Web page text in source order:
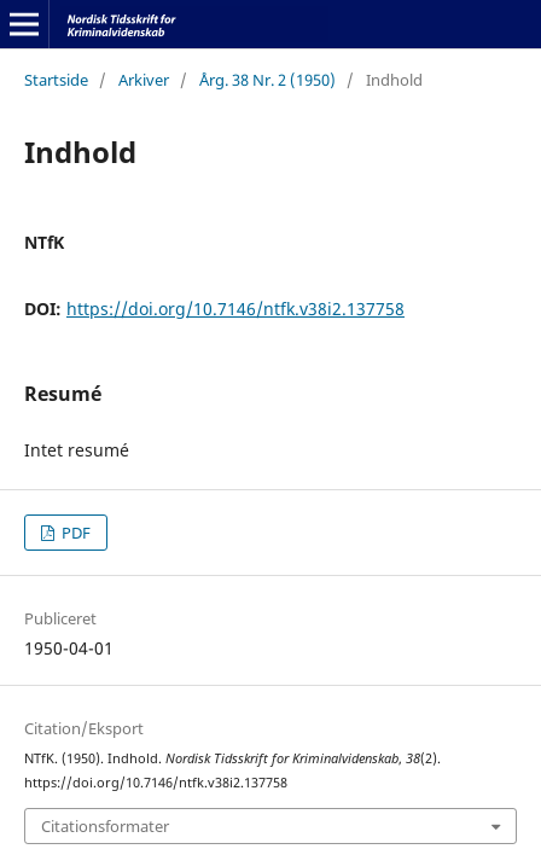
Startside / Arkiver / Årg. 38 Nr. 2 (1950) / Indhold
Indhold
NTfK
DOI: https://doi.org/10.7146/ntfk.v38i2.137758
Resumé
Intet resumé
PDF
Publiceret
1950-04-01
Citation/Eksport
NTfK. (1950). Indhold. Nordisk Tidsskrift for Kriminalvidenskab, 38(2).
https://doi.org/10.7146/ntfk.v38i2.137758
Citationsformater